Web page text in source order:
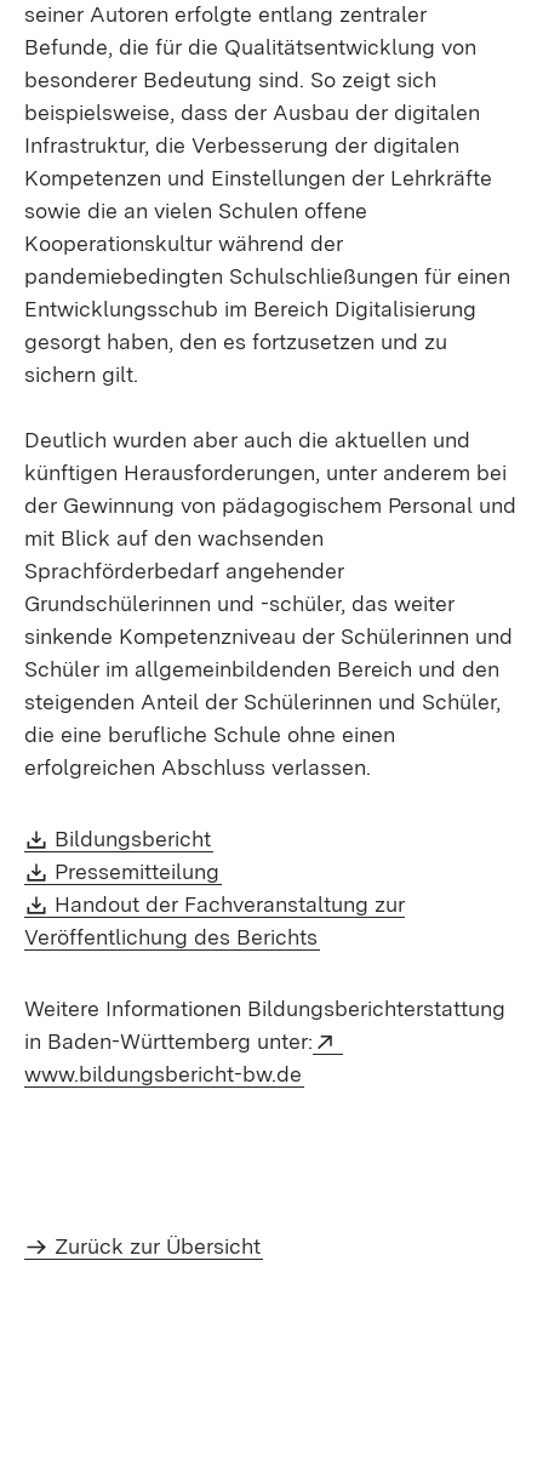
seiner Autoren erfolgte entlang zentraler
Befunde, die für die Qualitätsentwicklung von
besonderer Bedeutung sind. So zeigt sich
beispielsweise, dass der Ausbau der digitalen
Infrastruktur, die Verbesserung der digitalen
Kompetenzen und Einstellungen der Lehrkräfte
sowie die an vielen Schulen offene
Kooperationskultur während der
pandemiebedingten Schulschließungen für einen
Entwicklungsschub im Bereich Digitalisierung
gesorgt haben, den es fortzusetzen und zu
sichern gilt.
Deutlich wurden aber auch die aktuellen und
künftigen Herausforderungen, unter anderem bei
der Gewinnung von pädagogischem Personal und
mit Blick auf den wachsenden
Sprachförderbedarf angehender
Grundschülerinnen und -schüler, das weiter
sinkende Kompetenzniveau der Schülerinnen und
Schüler im allgemeinbildenden Bereich und den
steigenden Anteil der Schülerinnen und Schüler,
die eine berufliche Schule ohne einen
erfolgreichen Abschluss verlassen.
Download:
Bildungsbericht
Download:
Pressemitteilung
Download:
Handout der Fachveranstaltung zur
Veröffentlichung des Berichts
Weitere Informationen Bildungsberichterstattung
in Baden-Württemberg unter:
www.bildungsbericht-bw.de
Zurück zur Übersicht